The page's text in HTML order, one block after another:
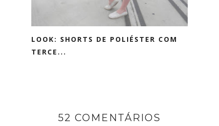
LOOK: SHORTS DE POLIÉSTER COM
TERCE...
52 COMENTÁRIOS